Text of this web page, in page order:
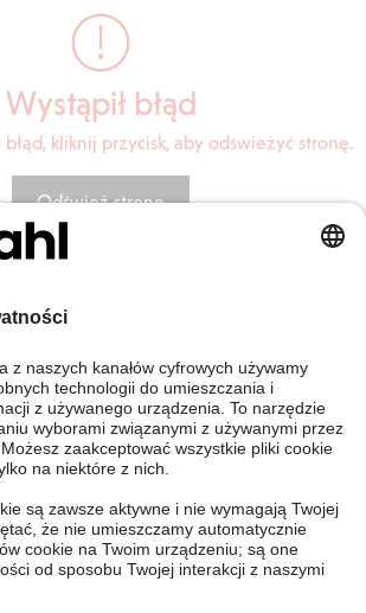
Wystąpił błąd
kliknij przycisk, aby odświeżyć stronę.
Odśwież stronę